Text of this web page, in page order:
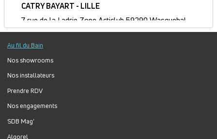
CATRY BAYART - LILLE
7 rue de la Ladrie Zone Acticlub 59290 Wasquehal
France
Itinéraire
Fermé
Jour
Plage
Lundi :
Mercredi :
Jeudi :
10h-18h
Vendredi :
Au fil du Bain
Nos showrooms
Nos installateurs
Prendre RDV
Nos engagements
SDB Mag'
Algorel